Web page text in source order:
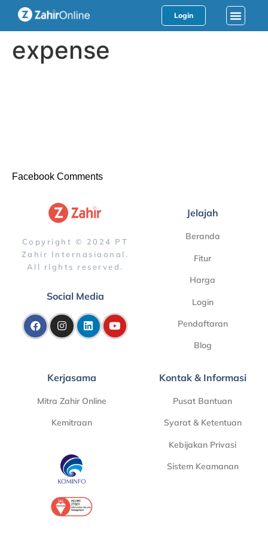
Login
expense
Facebook Comments
Copyright © 2024 PT
Zahir Internasiaonal.
All rights reserved.
Social Media
Jelajah
Beranda
Fitur
Harga
Login
Pendaftaran
Blog
Kerjasama
Mitra Zahir Online
Kemitraan
Kontak & Informasi
Pusat Bantuan
Syarat & Ketentuan
Kebijakan Privasi
Sistem Keamanan